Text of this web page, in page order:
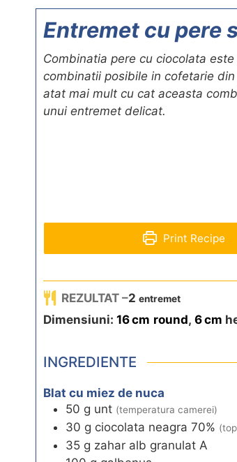
Entremet cu pere
Combinatia pere cu ciocolata
combinatii posibile in cofetarie
atat mai mult cu cat aceasta
unui entremet delicat.
Print Recipe
REZULTAT –2 entremet
Dimensiuni: 16cm round, 6cm
INGREDIENTE
Blat cu miez de nuca
50 g unt (temperatura camerei)
30 g ciocolata neagra 70%
35 g zahar alb granulat A